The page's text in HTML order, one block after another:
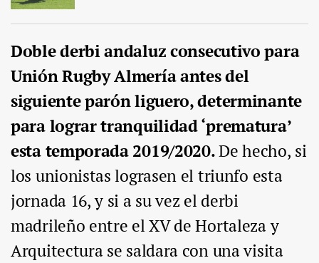
Doble derbi andaluz consecutivo para
Unión Rugby Almería antes del
siguiente parón liguero, determinante
para lograr tranquilidad ‘prematura’
esta temporada 2019/2020.De hecho, si
los unionistas lograsen el triunfo esta
jornada 16, y si a su vez el derbi
madrileño entre el XV de Hortaleza y
Arquitectura se saldara con una visita